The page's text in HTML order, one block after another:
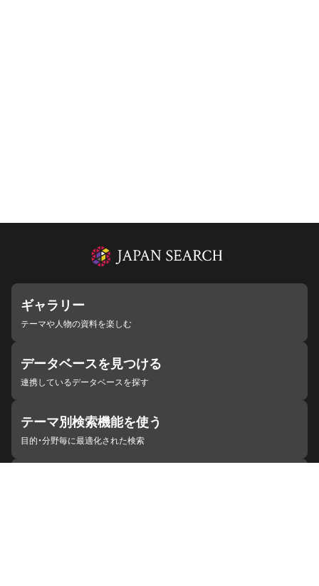
ギャラリー
テーマや人物の資料を楽しむ
データベースを見つける
連携しているデータベースを探す
テーマ別検索機能を使う
目的・分野毎に最適化された検索